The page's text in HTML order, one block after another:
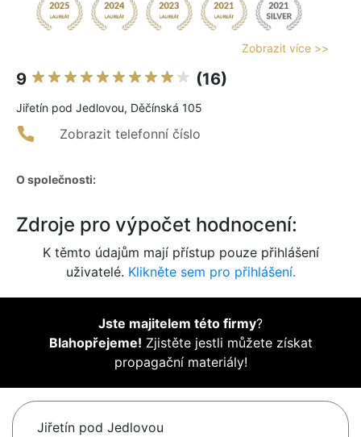
Zobrazit více >>
9 (16)
Jiřetín pod Jedlovou, Děčínská 105
Zobrazit telefonní číslo
O společnosti:
Zdroje pro výpočet hodnocení:
K těmto údajům mají přístup pouze přihlášení
uživatelé. Klikněte sem pro přihlášení.
Jste majitelem této firmy?
Blahopřejeme! Zjistěte jestli můžete získat
propagační materiály!
Jiřetín pod Jedlovou